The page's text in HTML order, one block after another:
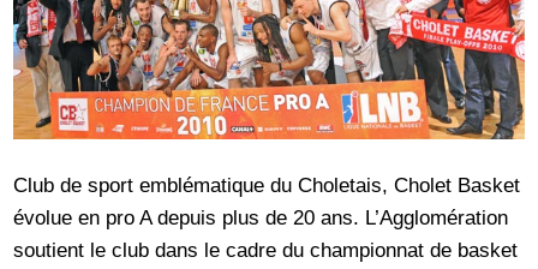
Club de sport emblématique du Choletais, Cholet Basket
évolue en pro A depuis plus de 20 ans. L’Agglomération
soutient le club dans le cadre du championnat de basket